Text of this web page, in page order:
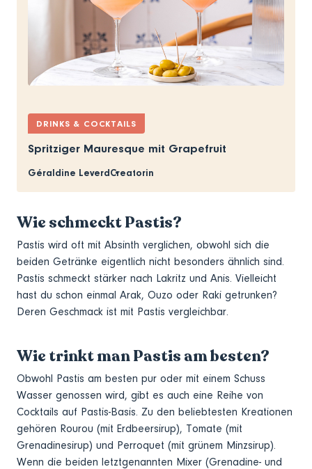
DRINKS & COCKTAILS
Spritziger Mauresque mit Grapefruit
Géraldine LeverdCreatorin
Wie schmeckt Pastis?
Pastis wird oft mit Absinth verglichen, obwohl sich die
beiden Getränke eigentlich nicht besonders ähnlich sind.
Pastis schmeckt stärker nach Lakritz und Anis. Vielleicht
hast du schon einmal Arak, Ouzo oder Raki getrunken?
Deren Geschmack ist mit Pastis vergleichbar.
Wie trinkt man Pastis am besten?
Obwohl Pastis am besten pur oder mit einem Schuss
Wasser genossen wird, gibt es auch eine Reihe von
Cocktails auf Pastis-Basis. Zu den beliebtesten Kreationen
gehören Rourou (mit Erdbeersirup), Tomate (mit
Grenadinesirup) und Perroquet (mit grünem Minzsirup).
Wenn die beiden letztgenannten Mixer (Grenadine- und